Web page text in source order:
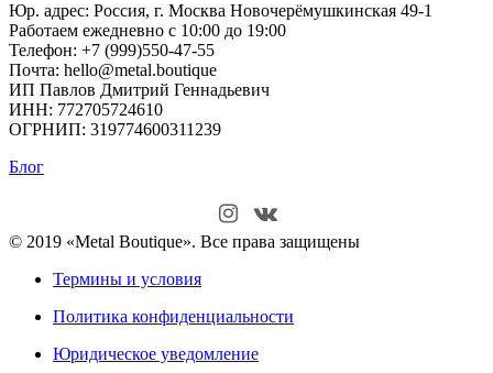
Юр. адрес: Россия, г. Москва Новочерёмушкинская 49-1
Работаем ежедневно с 10:00 до 19:00
Телефон: +7 (999)550-47-55
Почта: hello@metal.boutique
ИП Павлов Дмитрий Геннадьевич
ИНН: 772705724610
ОГРНИП: 319774600311239
Блог
© 2019 «Metal Boutique». Все права защищены
Термины и условия
Политика конфиденциальности
Юридическое уведомление